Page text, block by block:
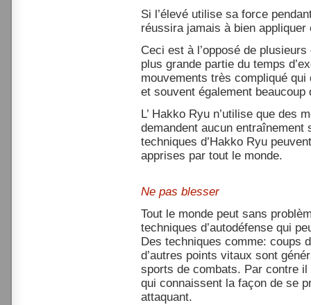
Si l’élevé utilise sa force
réussira jamais à bien appliquer
Ceci est à l’opposé de
plus grande partie du temps
mouvements très compliqué
et souvent également beaucoup
L’ Hakko Ryu n’utilise que des
demandent aucun
techniques d’Hakko Ryu
apprises par tout le monde.
Ne pas blesser
Tout le monde peut sans
techniques d’autodéfense qui
Des techniques comme: coups
d’autres points vitaux sont
sports de combats. Par contre il
qui connaissent la façon de se
attaquant.